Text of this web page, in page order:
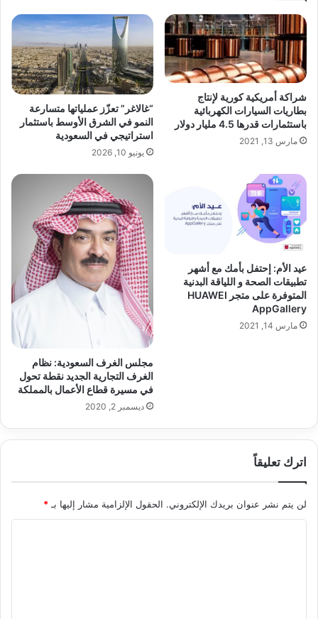
شراكة أمريكية كورية لإنتاج
بطاريات السيارات الكهربائية
باستثمارات قدرها 4.5 مليار دولار
مارس 13, 2021
“غالاغر” تعزّز عملياتها متسارعة
النمو في الشرق الأوسط باستثمار
استراتيجي في السعودية
يونيو 10, 2026
عيد الأم: إحتفل بأمك مع أشهر
تطبيقات الصحة و اللياقة البدنية
المتوفرة على متجر HUAWEI
AppGallery
مارس 14, 2021
مجلس الغرف السعودية: نظام
الغرف التجارية الجديد نقطة تحول
في مسيرة قطاع الأعمال بالمملكة
ديسمبر 2, 2020
اترك تعليقاً
لن يتم نشر عنوان بريدك الإلكتروني. الحقول الإلزامية مشار إليها بـ *